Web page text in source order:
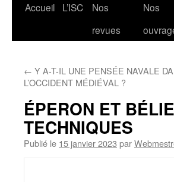
Aller
Accueil L’ISC
Nos
revues
Nos
← Y A-T-IL UNE PENSÉE NAVALE
L’OCCIDENT MÉDIÉVAL ?
ÉPERON ET
TECHNIQUES
Publié le 15 janvier 2023 par